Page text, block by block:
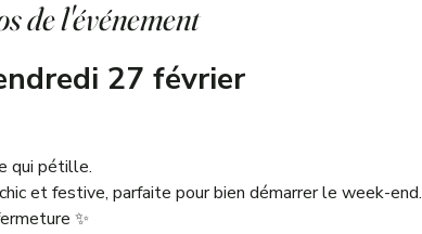
de l'événement
27 février
qui pétille.
et festive, parfaite pour bien démarrer le week-end.
✨